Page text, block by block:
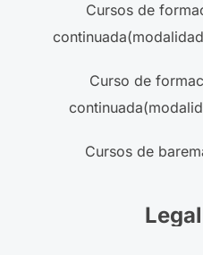
Cursos de
Curso de
Cursos de
Legal